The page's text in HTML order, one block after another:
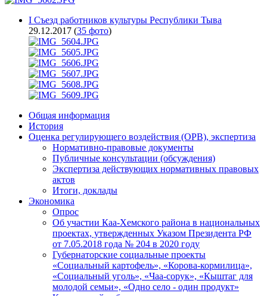
I Съезд работников культуры Республики Тыва
29.12.2017 (35 фото)
Общая информация
История
Оценка регулирующего воздействия (ОРВ), экспертиза
Нормативно-правовые документы
Публичные консультации (обсуждения)
Экспертиза действующих нормативных правовых
актов
Итоги, доклады
Экономика
Опрос
Об участии Каа-Хемского района в национальных
проектах, утвержденных Указом Президента РФ
от 7.05.2018 года № 204 в 2020 году
Губернаторские социальные проекты
«Социальный картофель», «Корова-кормилица»,
«Социальный уголь», «Чаа-сорук», «Кыштаг для
молодой семьи», «Одно село - один продукт»